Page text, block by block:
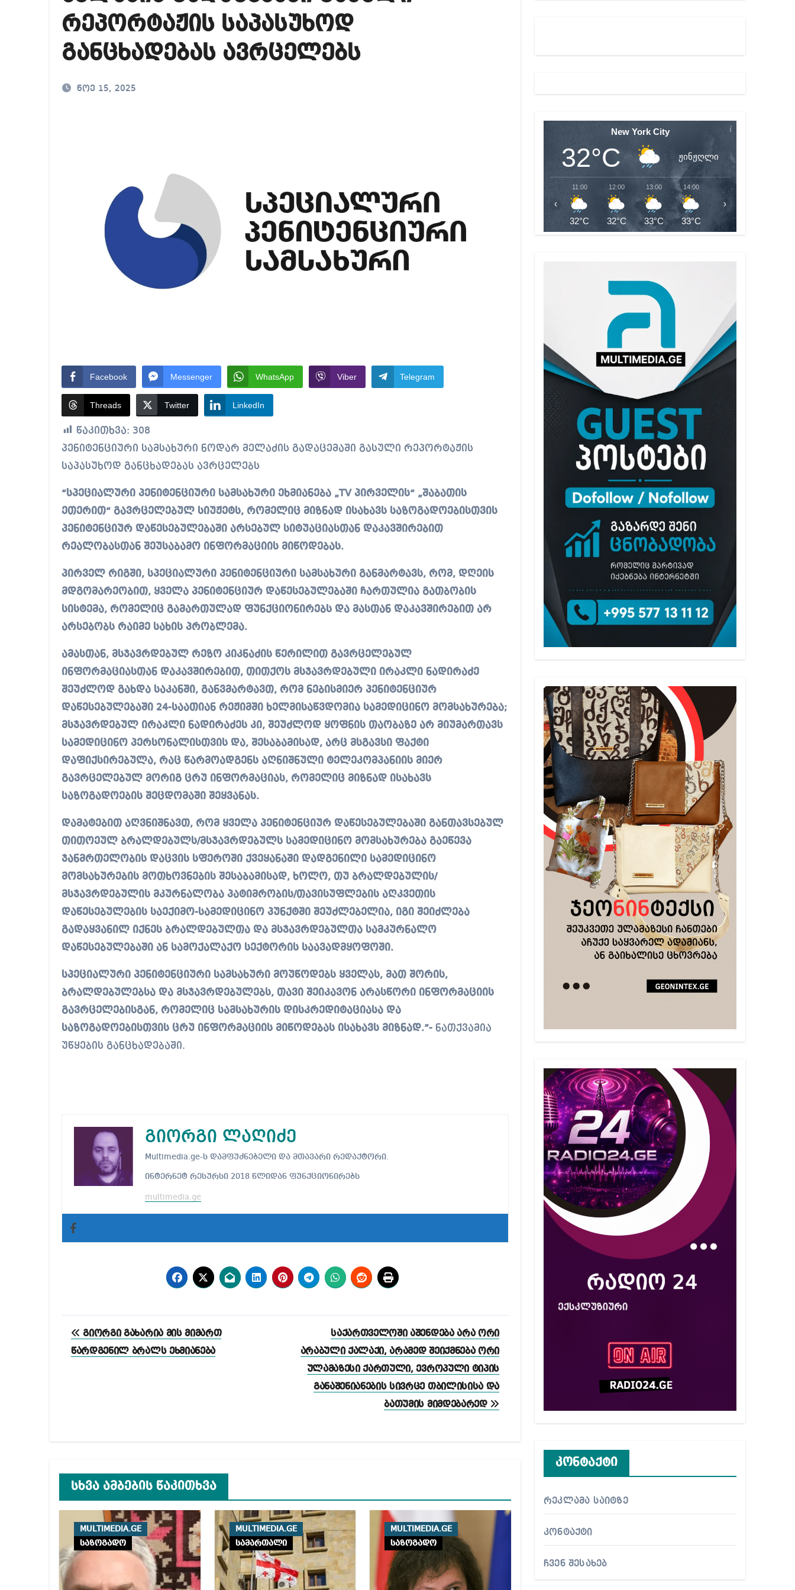
საქართველოში ამერიკის ელჩის მოვალეობას ემი დიასი შეასრულებს
გიორგი ბარამიძე გამოეხმაურა პროკურატურის მიერ, მის წინააღმდეგ დაწყებულ გამოძიებას
რეპორტაჟის საპასუხოდ
განცხადებას ავრცელებს
ნოე 15, 2025
Facebook Messenger WhatsApp Viber Telegram
Threads Twitter LinkedIn
წაკითხვა: 308
პენიტენციური სამსახური ნოდარ მელაძის გადაცემაში გასული რეპორტაჟის
საპასუხოდ განცხადებას ავრცელებს
“სპეციალური პენიტენციური სამსახური ეხმიანება „TV პირველის“ „შაბათის
ეთერით“ გავრცელებულ სიუჟეტს, რომელიც მიზნად ისახავს საზოგადოებისთვის
პენიტენციურ დაწესებულებაში არსებულ სიტუაციასთან დაკავშირებით
რეალობასთან შეუსაბამო ინფორმაციის მიწოდებას.
პირველ რიგში, სპეციალური პენიტენციური სამსახური განმარტავს, რომ, დღეის
მდგომარეობით, ყველა პენიტენციურ დაწესებულებაში ჩართულია გათბობის
სისტემა, რომელიც გამართულად ფუნქციონირებს და მასთან დაკავშირებით არ
არსებობს რაიმე სახის პრობლემა.
ამასთან, მსჯავრდებულ რეზო კიკნაძის წერილით გავრცელებულ
ინფორმაციასთან დაკავშირებით, თითქოს მსჯავრდებული ირაკლი ნადირაძე
შეუძლოდ გახდა საკანში, განვმარტავთ, რომ ნებისმიერ პენიტენციურ
დაწესებულებაში 24-საათიან რეჟიმში ხელმისაწვდომია სამედიცინო მომსახურება;
მსჯავრდებულ ირაკლი ნადირაძეს კი, შეუძლოდ ყოფნის თაობაზე არ მიუმართავს
სამედიცინო პერსონალისთვის და, შესაბამისად, არც მსგავსი ფაქტი
დაფიქსირებულა, რაც წარმოადგენს აღნიშნული ტელეკომპანიის მიერ
გავრცელებულ მორიგ ცრუ ინფორმაციას, რომელიც მიზნად ისახავს
საზოგადოების შეცდომაში შეყვანას.
დამატებით აღვნიშნავთ, რომ ყველა პენიტენციურ დაწესებულებაში განთავსებულ
თითოეულ ბრალდებულს/მსჯავრდებულს სამედიცინო მომსახურება გაეწევა
ჯანმრთელობის დაცვის სფეროში ქვეყანაში დადგენილი სამედიცინო
მომსახურების მოთხოვნების შესაბამისად, ხოლო, თუ ბრალდებულის/
მსჯავრდებულის მკურნალობა პატიმრობის/თავისუფლების აღკვეთის
დაწესებულების საექიმო-სამედიცინო პუნქტში შეუძლებელია, იგი შეიძლება
გადაყვანილ იქნეს ბრალდებულთა და მსჯავრდებულთა სამკურნალო
დაწესებულებაში ან სამოქალაქო სექტორის საავადმყოფოში.
სპეციალური პენიტენციური სამსახური მოუწოდებს ყველას, მათ შორის,
ბრალდებულებსა და მსჯავრდებულებს, თავი შეიკავონ არასწორი ინფორმაციის
გავრცელებისგან, რომელიც სამსახურის დისკრედიტაციასა და
საზოგადოებისთვის ცრუ ინფორმაციის მიწოდებას ისახავს მიზნად.”- ნათქვამია
უწყების განცხადებაში.
გიორგი ლაღიძე
Multimedia.ge-ს დამფუძნებელი და მთავარი რედაქტორი.
ინტერნეტ რესურსი 2018 წლიდან ფუნქციონირებს
multimedia.ge
პოსტის
ნავიგაცია
გიორგი გახარია მის მიმართ
წარდგენილ ბრალს ეხმიანება
საქართველოში აშენდება არა ორი
არაბული ქალაქი, არამედ შეიქმნება ორი
ულამაზესი ქართული, ევროპული ტიპის
განაშენიანების სივრცე თბილისისა და
ბათუმის მიმდებარედ
სხვა ამბების წაკითხვა
MULTIMEDIA.GE
საზოგადო
MULTIMEDIA.GE
სამართალი
MULTIMEDIA.GE
საზოგადო
New York City
32°C ჟინჟღლი
11:00
32°C
12:00
32°C
13:00
33°C
14:00
33°C
15:00
33°C
‹ ›
კონტაქტი
რეკლამა საიტზე
კონტაქტი
ჩვენ შესახებ